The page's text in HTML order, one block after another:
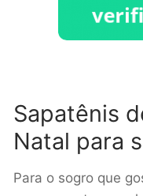
Sapatênis
Natal para
Para o sogro que